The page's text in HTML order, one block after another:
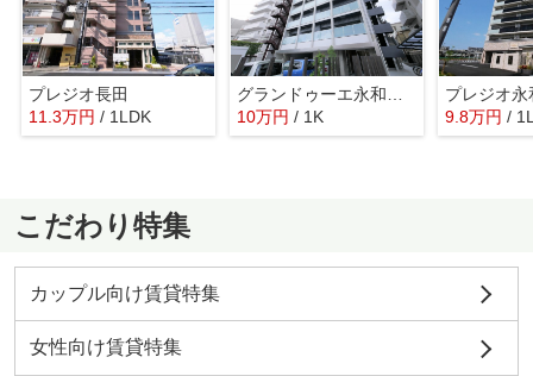
プレジオ長田
11.3万円 / 1LDK
10万円 / 1K
プレジオ永
9.8万円 /
こだわり特集
カップル向け賃貸特集
女性向け賃貸特集